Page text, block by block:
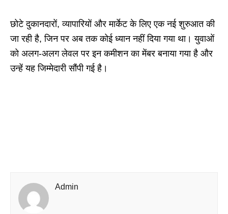
छोटे दुकानदारों, व्यापारियों और मार्केट के लिए एक नई शुरुआत की
जा रही है, जिन पर अब तक कोई ध्यान नहीं दिया गया था। युवाओं
को अलग-अलग लेवल पर इन कमीशन का मेंबर बनाया गया है और
उन्हें यह जिम्मेदारी सौंपी गई है।
Admin